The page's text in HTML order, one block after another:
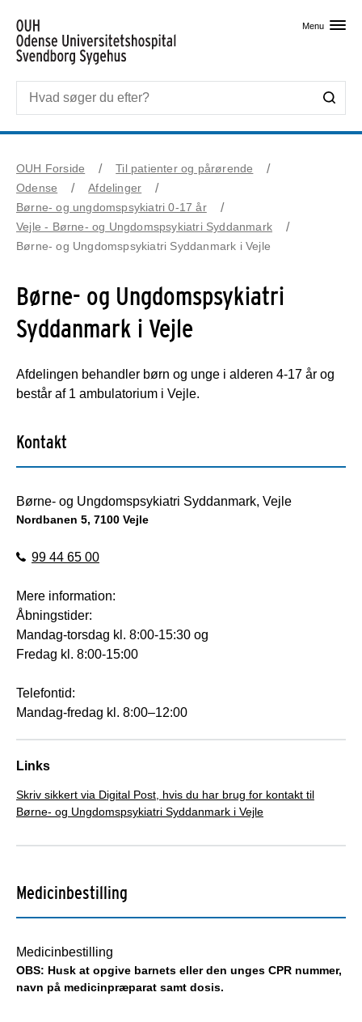
Menu
OUH Forside
Til patienter og pårørende
Odense
Afdelinger
Børne- og ungdomspsykiatri 0-17 år
Vejle - Børne- og Ungdomspsykiatri Syddanmark
Børne- og Ungdomspsykiatri Syddanmark i Vejle
Børne- og Ungdomspsykiatri
Syddanmark i Vejle
Afdelingen behandler børn og unge i alderen 4-17 år og
består af 1 ambulatorium i Vejle.
Kontakt
Links
Skriv sikkert via Digital Post, hvis du har brug for kontakt til
Børne- og Ungdomspsykiatri Syddanmark i Vejle
Børne- og Ungdomspsykiatri Syddanmark, Vejle
Nordbanen 5, 7100 Vejle
99 44 65 00
Mere information:
Åbningstider:
Mandag-torsdag kl. 8:00-15:30 og
Fredag kl. 8:00-15:00
Telefontid:
Mandag-fredag kl. 8:00–12:00
Medicinbestilling
Medicinbestilling
OBS: Husk at opgive barnets eller den unges CPR nummer,
navn på medicinpræparat samt dosis.